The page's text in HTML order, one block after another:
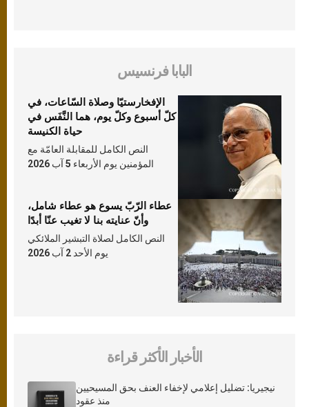
البابا فرنسيس
الإفخارستيّا وصلاة السّاعات، في
كلّ أسبوع وكلّ يوم، هما النَّفَس في
حياة الكنيسة
النص الكامل للمقابلة العامّة مع
المؤمنين يوم الأربعاء 5 آب 2026
عطاء الرّبّ يسوع هو عطاء شامل،
وأنّ عنايته بنا لا تغيب عنّا أبدًا
النص الكامل لصلاة التبشير الملائكي
يوم الأحد 2 آب 2026
الأخبار الأكثر قراءة
نيجيريا: تضليل إعلامي لإخفاء العنف بحق المسيحيين
منذ عقود